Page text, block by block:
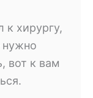
к хирургу,
нужно
вот к вам